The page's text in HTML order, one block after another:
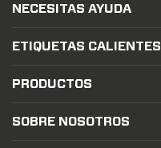
NECESITAS AYUDA
ETIQUETAS CALIENTES
PRODUCTOS
SOBRE NOSOTROS